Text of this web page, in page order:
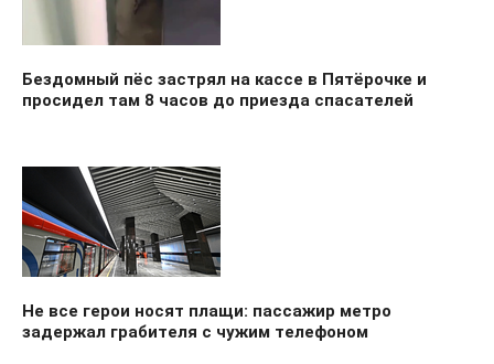
Бездомный пёс застрял на кассе в Пятёрочке и
просидел там 8 часов до приезда спасателей
Не все герои носят плащи: пассажир метро
задержал грабителя с чужим телефоном